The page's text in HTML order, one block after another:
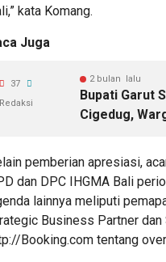
kata Komang.
Juga
2 bulan lalu
Bupati Garut
Cigedug,
37
Redaksi
pemberian apresiasi,
dan DPC IHGMA Bali
lainnya meliputi
Business Partner
Booking.com tentang